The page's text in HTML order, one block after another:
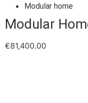
Modular home
Modular
€81,400.00